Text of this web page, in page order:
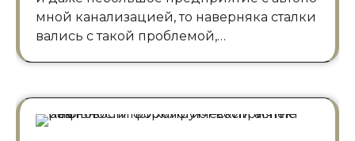
мной канализацией, то наверняка сталки
вались с такой проблемой,…